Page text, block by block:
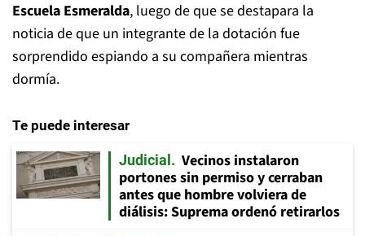
Escuela Esmeralda, luego de que se destapara la
noticia de que un integrante de la dotación fue
sorprendido espiando a su compañera mientras
dormía.
Te puede interesar
Judicial
Vecinos instalaron
portones sin permiso y cerraban
antes que hombre volviera de
diálisis: Suprema ordenó retirarlos